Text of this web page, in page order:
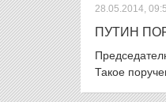
28.05.2014,
ПУТИН
Такое